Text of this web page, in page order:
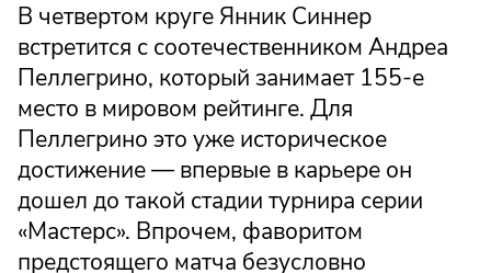
В четвертом круге Янник Синнер
встретится с соотечественником Андреа
Пеллегрино, который занимает 155-е
место в мировом рейтинге. Для
Пеллегрино это уже историческое
достижение — впервые в карьере он
дошел до такой стадии турнира серии
«Мастерс». Впрочем, фаворитом
предстоящего матча безусловно